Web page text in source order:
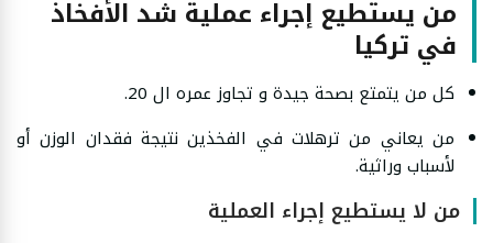
من يستطيع إجراء عملية شد الأفخاذ
في تركيا
كل من يتمتع بصحة جيدة و تجاوز عمره ال 20.
من يعاني من ترهلات في الفخذين نتيجة فقدان الوزن أو
لأسباب وراثية.
من لا يستطيع إجراء العملية